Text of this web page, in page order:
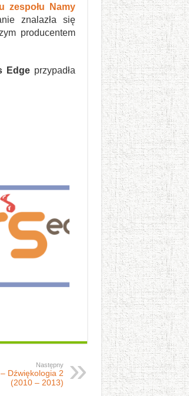
zespołu Namy
znalazła się
producentem
Edgeprzypadła
Następny
Dźwiękologia 2
(2010 – 2013)